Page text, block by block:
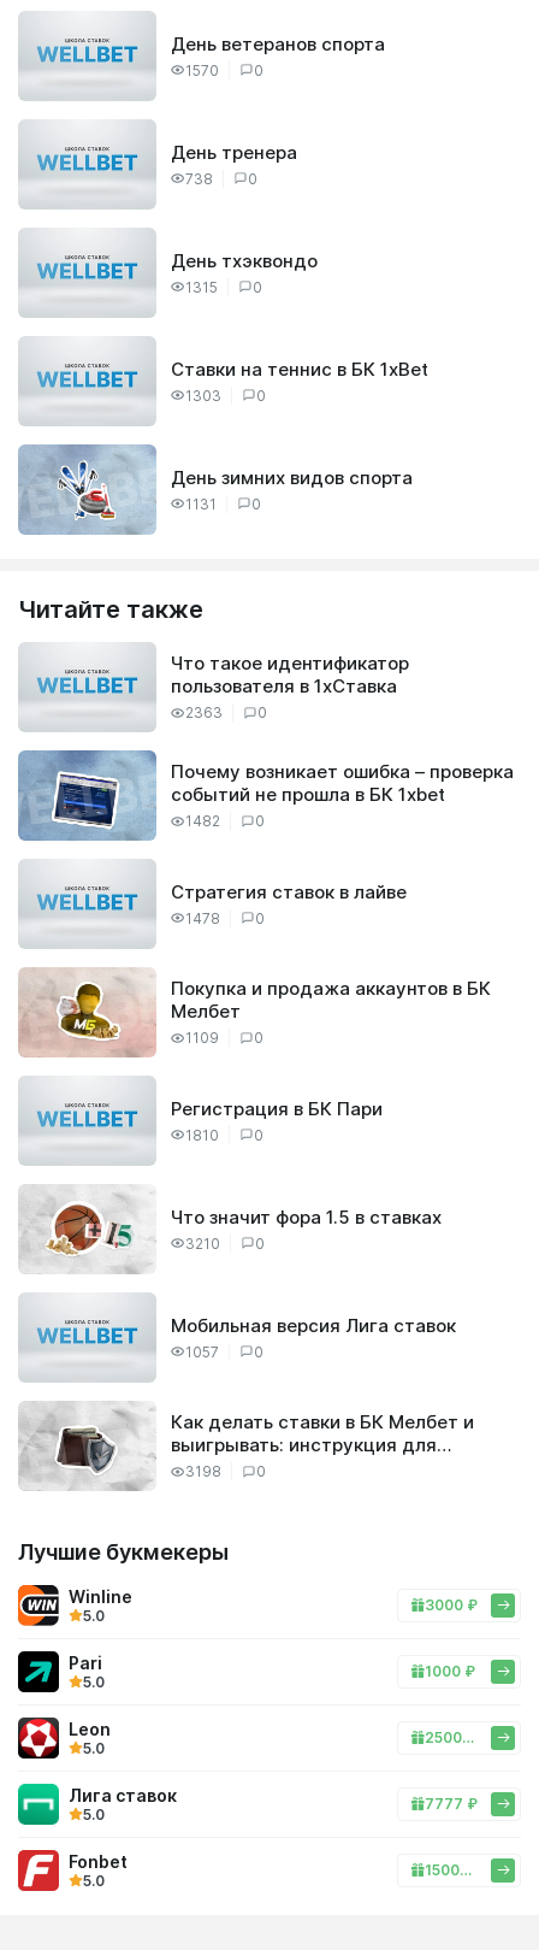
1570 0
День ветеранов спорта
738 0
День тренера
1315 0
День тхэквондо
1303 0
Ставки на теннис в БК 1xBet
1131 0
День зимних видов спорта
Читайте также
2363 0
Что такое идентификатор
пользователя в 1xСтавка
1482 0
Почему возникает ошибка – проверка
событий не прошла в БК 1xbet
1478 0
Cтратегия ставок в лайве
1109 0
Покупка и продажа аккаунтов в БК
Мелбет
1810 0
Регистрация в БК Пари
3210 0
Что значит фора 1.5 в ставках
1057 0
Мобильная версия Лига ставок
3198 0
Как делать ставки в БК Мелбет и
выигрывать: инструкция для
новичков
Лучшие букмекеры
Winline
5.0
3000 ₽
Pari
5.0
1000 ₽
Leon
5.0
25000 ₽
Лига ставок
5.0
7777 ₽
Fonbet
5.0
15000 ₽